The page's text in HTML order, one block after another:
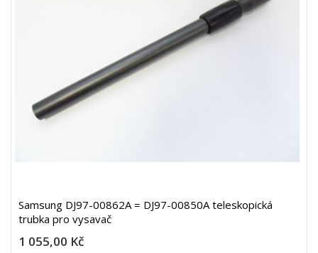
Samsung DJ97-00862A = DJ97-00850A teleskopická
trubka pro vysavač
1 055,00 Kč